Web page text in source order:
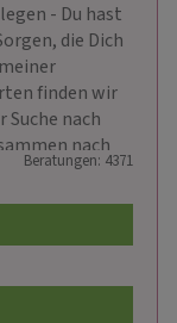
- Du hast
die Dich
finden wir
nach
nach
Beratungen: 4371